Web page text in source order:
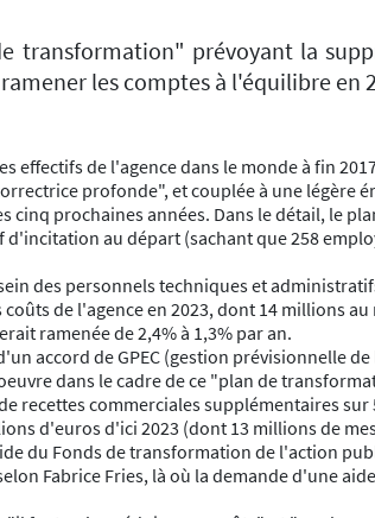
transformation" prévoyant la
les comptes à l'équilibre en
effectifs de l'agence dans le monde à fin
profonde", et couplée à une légère
prochaines années. Dans le détail, le
au départ (sachant que 258
des personnels techniques et
de l'agence en 2023, dont 14 millions
ramenée de 2,4% à 1,3% par an.
accord de GPEC (gestion prévisionnelle
dans le cadre de ce "plan de
recettes commerciales supplémentaires
d'euros d'ici 2023 (dont 13 millions de
du Fonds de transformation de l'action
Fabrice Fries, là où la demande d'une